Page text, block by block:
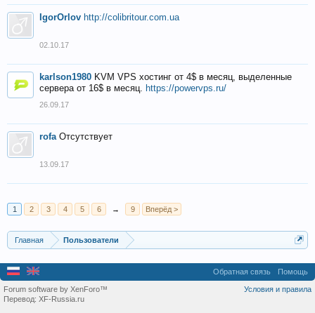
IgorOrlov http://colibritour.com.ua
02.10.17
karlson1980 KVM VPS хостинг от 4$ в месяц, выделенные
сервера от 16$ в месяц. https://powervps.ru/
26.09.17
rofa Отсутствует
13.09.17
1 2 3 4 5 6 → 9 Вперёд >
Главная Пользователи
Обратная связь Помощь
Условия и правила
Forum software by XenForo™
Перевод: XF-Russia.ru